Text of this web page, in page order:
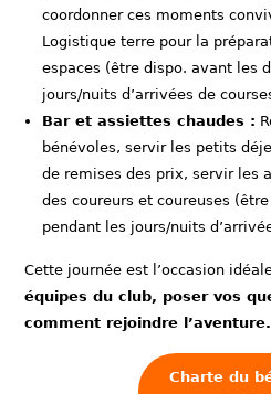
coordonner ces moments
Logistique terre pour la
espaces (être dispo. avant les
jours/nuits d’arrivées de
Bar et assiettes chaudes :
bénévoles, servir les petits
de remises des prix, servir les
des coureurs et coureuses
pendant les jours/nuits
Cette journée est l’occasion
équipes du club, poser vos
comment rejoindre l’aventure.
Charte du